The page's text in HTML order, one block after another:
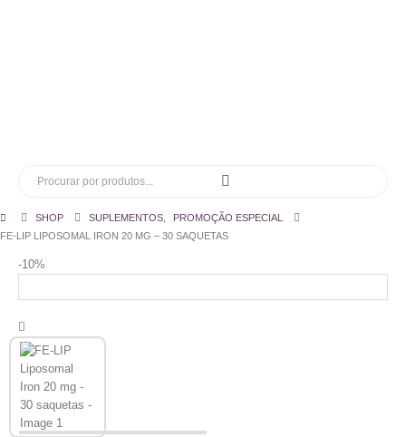
SHOP SUPLEMENTOS
PROMOÇÃO ESPECIAL
FE-LIP LIPOSOMAL IRON 20 MG – 30 SAQUETAS
-10%